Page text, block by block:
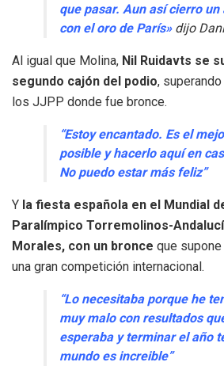
que pasar. Aun así cierro
con el oro de París» dijo
Al igual que Molina, Nil Ruidavts se
segundo cajón del podio,
los JJPP donde fue bronce.
“Estoy encantado. Es el
posible y hacerlo aquí en
No puedo estar más feliz”
Y la fiesta española en el Mundial
Paralímpico Torremolinos-
Morales, con un bronce que
una gran competición internacional.
“Lo necesitaba porque he
muy malo con resultados
esperaba y terminar el año
mundo es increible”